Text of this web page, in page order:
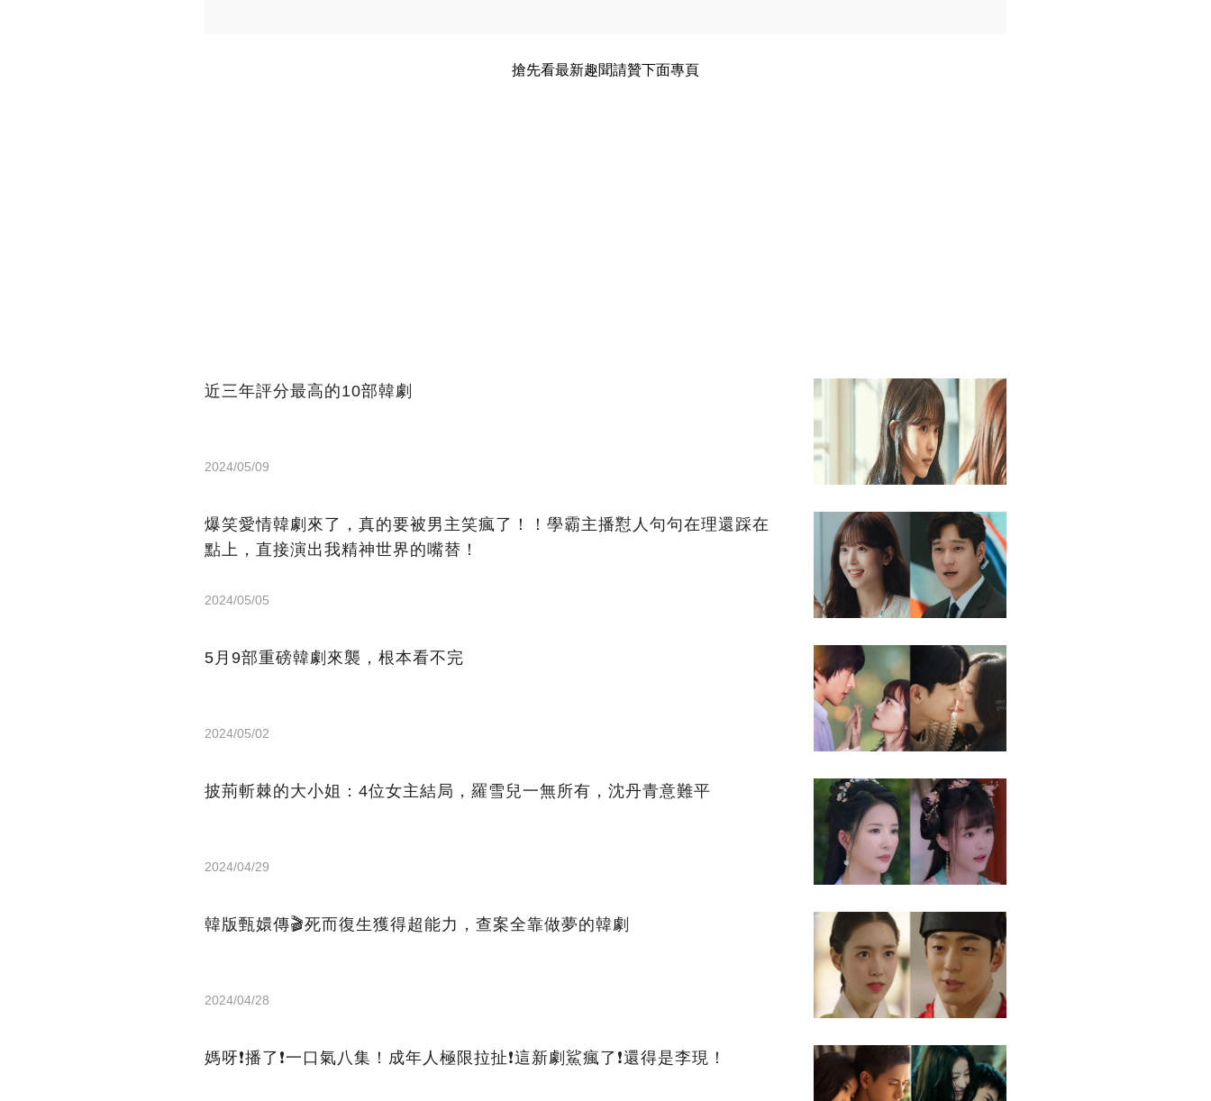
搶先看最新趣聞請贊下面專頁
近三年評分最高的10部韓劇
2024/05/09
爆笑愛情韓劇來了，真的要被男主笑瘋了！！學霸主播懟人句句在理還踩在
點上，直接演出我精神世界的嘴替！
2024/05/05
5月9部重磅韓劇來襲，根本看不完
2024/05/02
披荊斬棘的大小姐：4位女主結局，羅雪兒一無所有，沈丹青意難平
2024/04/29
韓版甄嬛傳🎬死而復生獲得超能力，查案全靠做夢的韓劇
2024/04/28
媽呀❗️播了❗一口氣八集！成年人極限拉扯❗這新劇鯊瘋了❗還得是李現！